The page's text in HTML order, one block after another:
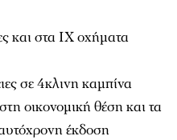
και στα ΙΧ οχήματα
σε 4κλινη καμπίνα
οικονομική θέση και τα
έκδοση